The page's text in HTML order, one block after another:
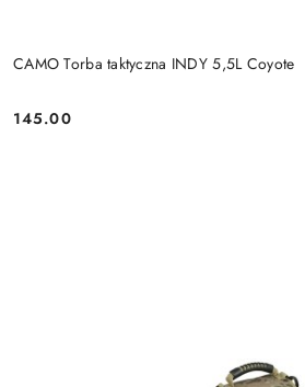
CAMO Torba taktyczna INDY 5,5L Coyote
Cena:
145.00